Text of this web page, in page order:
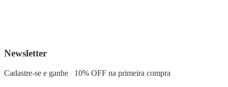
Newsletter
Cadastre-se e ganhe 10% OFF na primeira compra